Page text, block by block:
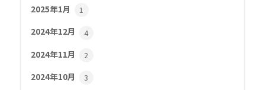
2025年1月 1
2024年12月 4
2024年11月 2
2024年10月 3